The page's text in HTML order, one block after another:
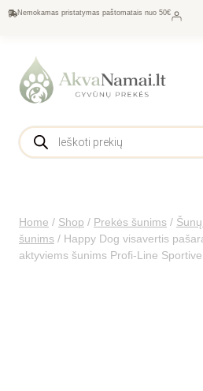
Nemokamas pristatymas paštomatais nuo 50€
Home / Shop / Prekės šunims / Šunų
šunims / Happy Dog visavertis
aktyviems šunims Profi-Line Sportive